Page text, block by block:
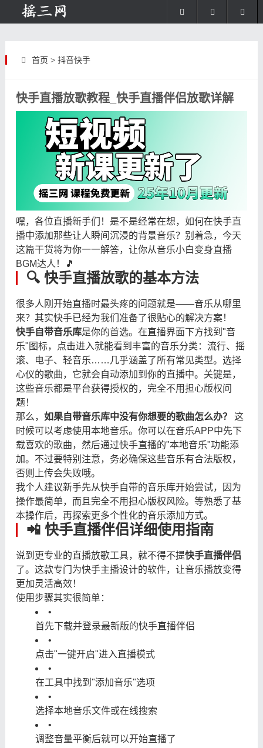
首页 > 抖音快手
快手直播放歌教程_快手直播伴侣放歌详解
嘿，各位直播新手们！是不是经常在想，如何在快手直
播中添加那些让人瞬间沉浸的背景音乐？别着急，今天
这篇干货将为你一一解答，让你从音乐小白变身直播
BGM达人！🎵
🔍 快手直播放歌的基本方法
很多人刚开始直播时最头疼的问题就是——音乐从哪里
来？其实快手已经为我们准备了很贴心的解决方案！
快手自带音乐库是你的首选。在直播界面下方找到"音
乐"图标，点击进入就能看到丰富的音乐分类：流行、摇
滚、电子、轻音乐……几乎涵盖了所有常见类型。选择
心仪的歌曲，它就会自动添加到你的直播中。关键是，
这些音乐都是平台获得授权的，完全不用担心版权问
题！
那么， 如果自带音乐库中没有你想要的歌曲怎么办？
​ 这
时候可以考虑使用本地音乐。你可以在音乐APP中先下
载喜欢的歌曲，然后通过快手直播的"本地音乐"功能添
加。不过要特别注意，务必确保这些音乐有合法版权，
否则上传会失败哦。
我个人建议新手先从快手自带的音乐库开始尝试，因为
操作最简单，而且完全不用担心版权风险。等熟悉了基
本操作后，再探索更多个性化的音乐添加方式。
📲 快手直播伴侣详细使用指南
说到更专业的直播放歌工具，就不得不提快手直播伴侣
了。这款专门为快手主播设计的软件，让音乐播放变得
更加灵活高效！
使用步骤其实很简单：
•
首先下载并登录最新版的快手直播伴侣
•
点击"一键开启"进入直播模式
•
在工具中找到"添加音乐"选项
•
选择本地音乐文件或在线搜索
•
调整音量平衡后就可以开始直播了